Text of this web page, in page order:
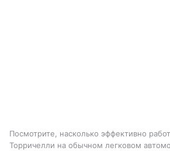
Посмотрите, насколько эффективно
Торричелли на обычном легковом